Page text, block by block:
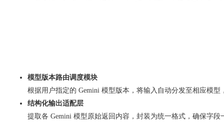
模型版本路由调度模块
根据用户指定的 Gemini 模型版本，将输入自动分发至相应模型
结构化输出适配层
提取各 Gemini 模型原始返回内容，封装为统一格式，确保字段